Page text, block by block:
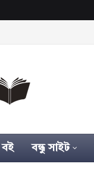
বই বন্ধু সাইট